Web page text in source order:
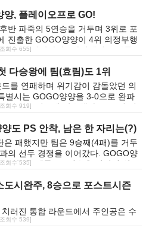
앞서 있었던 후반 큰 착각을 범하는
가 대폭 좁혀졌지만 항복을 받아내
장이 없었다.
양, 플레이오프로 GO!
반 파죽의 5연승을 거두며 3위로 포
진출한 GOGO양양이 4위 의정부행
2-1로 제압하며 1차전에서 승부를
회수 655]
다승왕에 팀(효림)도 1위
를 연패하며 위기감이 감돌았던 의
별시는 GOGO양양을 3-0으로 완파
포스트시즌에 탑승했다. 무조건 이
시완주를 2-1로 이겼지만(7승7패 동
수에서 크게 뒤지며 탈락.
회수 919]
양도 PS 안착, 남은 한 자리는(?)
은 패했지만 팀은 9승째(4패)를 거두
의 선두 경쟁을 이어갔다. GOGO양
사놀을 제물로 5연승을 달리며 완주.
회수 535]
도시완주, 8승으로 포스트시즌
러진 통합 라운드에서 주인공은 수
와 효림. 각각 이창호와 최명훈이라
회수 539]